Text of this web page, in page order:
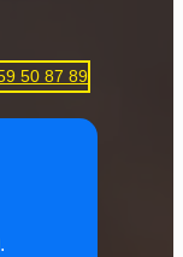
50 87 89
.